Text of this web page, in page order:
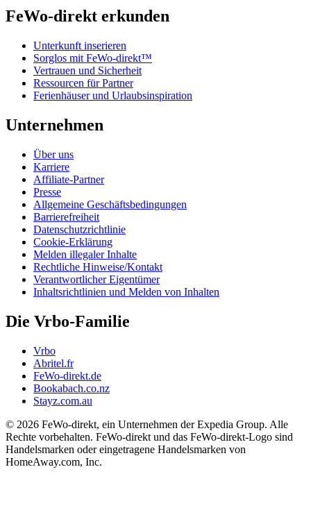
FeWo-direkt erkunden
Unterkunft inserieren
Sorglos mit FeWo-direkt™
Vertrauen und Sicherheit
Ressourcen für Partner
Ferienhäuser und Urlaubsinspiration
Unternehmen
Über uns
Karriere
Affiliate-Partner
Presse
Allgemeine Geschäftsbedingungen
Barrierefreiheit
Datenschutzrichtlinie
Cookie-Erklärung
Melden illegaler Inhalte
Rechtliche Hinweise/Kontakt
Verantwortlicher Eigentümer
Inhaltsrichtlinien und Melden von Inhalten
Die Vrbo-Familie
Vrbo
Abritel.fr
FeWo-direkt.de
Bookabach.co.nz
Stayz.com.au
© 2026 FeWo-direkt, ein Unternehmen der Expedia Group. Alle
Rechte vorbehalten. FeWo-direkt und das FeWo-direkt-Logo sind
Handelsmarken oder eingetragene Handelsmarken von
HomeAway.com, Inc.